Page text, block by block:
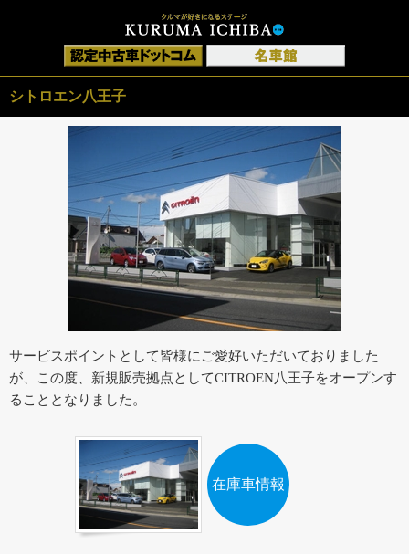
シトロエン八王子
サービスポイントとして皆様にご愛好いただいておりました
が、この度、新規販売拠点としてCITROEN八王子をオープンす
ることとなりました。
在庫車情報